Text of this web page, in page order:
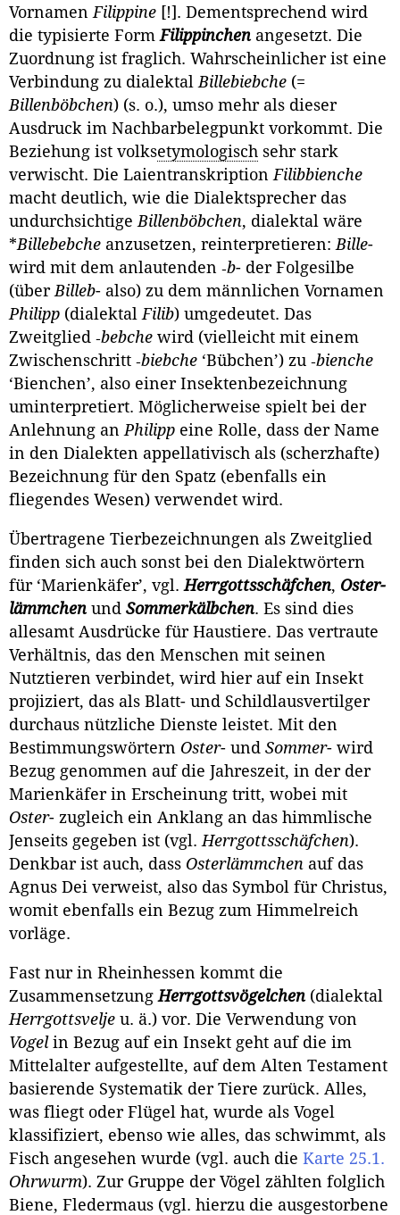
VornamenFilippine [!]. Dementsprechend wird
die typi­sierte FormFilippinchenangesetzt. Die
Zuordnung ist fraglich. Wahr­scheinlicher ist eine
Verbindung zu dialektalBillebiebche (=
Billenböbchen) (s. o.), umso mehr als dieser
Ausdruck im Nachbarbelegpunkt vorkommt. Die
Beziehung ist volksetymologisch sehr stark
verwischt. Die Laientranskrip­tionFilibbienche
macht deutlich, wie die Dialektsprecher das
undurchsich­tigeBillenböbchen, dialektal wäre
*Billebebche anzusetzen, reinterpretieren:Bille-
wird mit dem anlautenden ‑b- der Folgesilbe
(überBilleb- also) zu dem männli­chen Vornamen
Philipp (dialektalFilib) umgedeutet. Das
Zweitglied ‑bebche wird (vielleicht mit einem
Zwischenschritt ‑biebche ‘Bübchen’) zu ‑bienche
‘Bienchen’, also einer Insektenbezeichnung
uminterpretiert. Mögli­cherweise spielt bei der
Anlehnung anPhilipp eine Rolle, dass der Name
in den Dia­lekten appellativisch als (scherzhafte)
Bezeichnung für den Spatz (ebenfalls ein
fliegendes Wesen) verwendet wird.
Übertragene Tierbezeichnungen als Zweitglied
finden sich auch sonst bei den Dialektwörtern
für ‘Marienkäfer’, vgl.Herrgottsschäfchen, Oster­
lämmchenund Sommerkälbchen. Es sind dies
allesamt Ausdrücke für Haustiere. Das vertraute
Verhältnis, das den Menschen mit seinen
Nutztieren verbindet, wird hier auf ein Insekt
projiziert, das als Blatt- und Schildlaus­vertilger
durchaus nützliche Dienste leistet. Mit den
Bestimmungswörtern Oster- und Sommer- wird
Bezug genommen auf die Jahreszeit, in der der
Marienkäfer in Erscheinung tritt, wobei mit
Oster- zugleich ein Anklang an das himmlische
Jenseits gegeben ist (vgl.Herrgottsschäfchen).
Denkbar ist auch, dass Osterlämmchen auf das
Agnus Dei verweist, also das Symbol für Christus,
womit ebenfalls ein Bezug zum Himmelreich
vorläge.
Fast nur in Rheinhessen kommt die
ZusammensetzungHerrgottsvögel­chen(dialektal
Herrgottsvelje u. ä.) vor. Die Verwendung von
Vogelin Bezug auf ein Insekt geht auf die im
Mittelalter aufgestellte, auf dem Alten Testa­ment
basierende Systematik der Tiere zurück. Alles,
was fliegt oder Flügel hat, wurde als Vogel
klassifiziert, ebenso wie alles, das schwimmt, als
Fisch angesehen wurde (vgl. auch die Karte 25.1.
Ohrwurm). Zur Gruppe der Vö­gel zählten folglich
Biene, Fledermaus (vgl. hierzu die ausgestorbene